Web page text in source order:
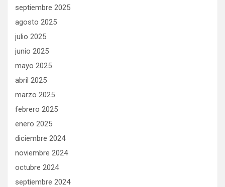
septiembre 2025
agosto 2025
julio 2025
junio 2025
mayo 2025
abril 2025
marzo 2025
febrero 2025
enero 2025
diciembre 2024
noviembre 2024
octubre 2024
septiembre 2024